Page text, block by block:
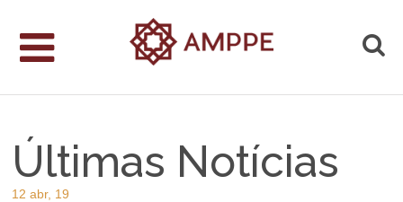
Últimas Notícias
12 abr, 19